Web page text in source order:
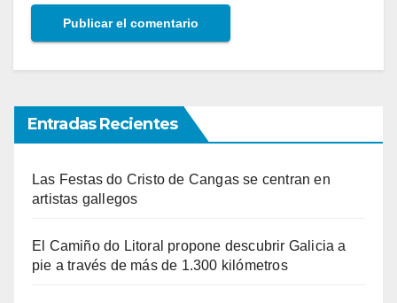
Entradas Recientes
Las Festas do Cristo de Cangas se centran en
artistas gallegos
El Camiño do Litoral propone descubrir Galicia a
pie a través de más de 1.300 kilómetros